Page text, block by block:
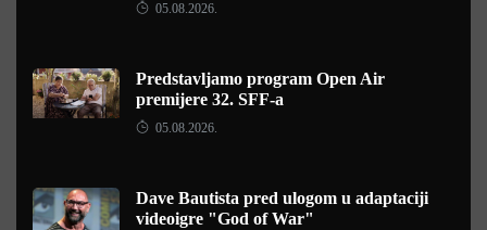
05.08.2026.
Predstavljamo program Open Air
premijere 32. SFF-a
05.08.2026.
Dave Bautista pred ulogom u adaptaciji
videoigre "God of War"